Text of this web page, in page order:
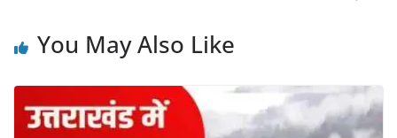
You May Also Like